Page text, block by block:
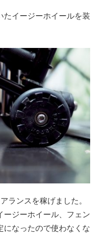
たイージーホイールを装
ランスを稼げました。
ジーホイール、フェン
になったので使わなくな